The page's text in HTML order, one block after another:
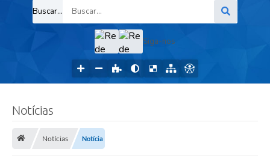
Buscar...
Siga-nos
Notícias
Notícias Notícia